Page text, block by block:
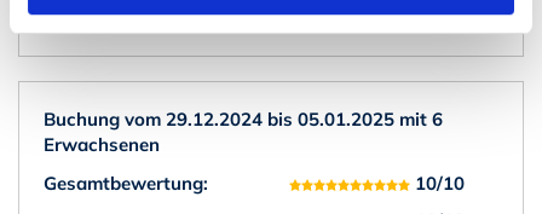
Buchung vom 29.12.2024 bis 05.01.2025 mit 6
Erwachsenen
Gesamtbewertung:
10/10